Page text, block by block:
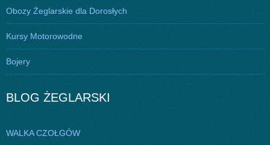
Obozy Żeglarskie dla Dorosłych
Kursy Motorowodne
Bojery
BLOG ŻEGLARSKI
WALKA CZOŁGÓW